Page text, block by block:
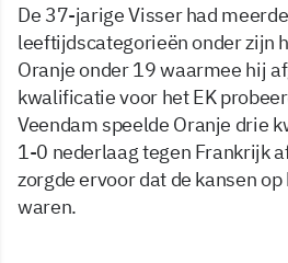
De 37-jarige Visser had
leeftijdscategorieën onder zijn
Oranje onder 19 waarmee hij
kwalificatie voor het EK
Veendam speelde Oranje drie
1-0 nederlaag tegen Frankrijk
zorgde ervoor dat de kansen
waren.